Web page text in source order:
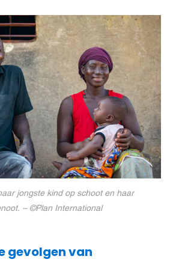
jongste kind op schoot en haar
– ©Plan International
gevolgen van